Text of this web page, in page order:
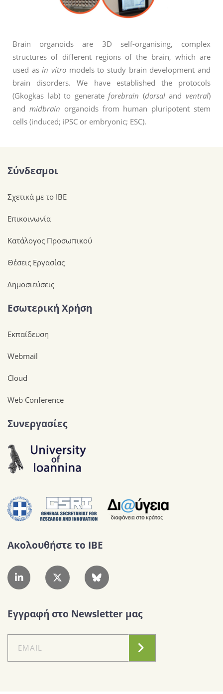
Brain organoids are 3D self-organising, complex
structures of different regions of the brain, which are
used asin vitro models to study brain development and
brain disorders. We have established the protocols
(Gkogkas lab) to generate forebrain (dorsalandventral)
and midbrain organoids from human pluripotent stem
cells (induced; iPSC or embryonic; ESC).
Σύνδεσμοι
Σχετικά με το ΙΒΕ
Επικοινωνία
Κατάλογος Προσωπικού
Θέσεις Εργασίας
Δημοσιεύσεις
Εσωτερική Χρήση
Εκπαίδευση
Webmail
Cloud
Web Conference
Συνεργασίες
Ακολουθήστε το IBE
Εγγραφή στο Newsletter μας